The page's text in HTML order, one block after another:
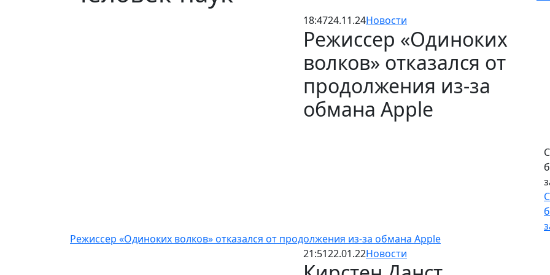
18:4724.11.24Новости
Режиссер «Одиноких
волков» отказался от
продолжения из-за
обмана Apple
Режиссер «Одиноких волков» отказался от продолжения из-за обмана Apple
21:5122.01.22Новости